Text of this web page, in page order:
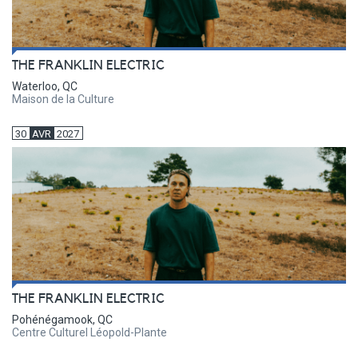
THE FRANKLIN ELECTRIC
Waterloo, QC
Maison de la Culture
30 AVR 2027
THE FRANKLIN ELECTRIC
Pohénégamook, QC
Centre Culturel Léopold-Plante